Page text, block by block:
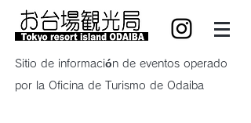
Sitio de información de eventos operado
por la Oficina de Turismo de Odaiba